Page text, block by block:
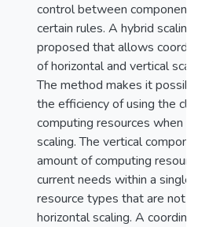
control between
certain rules. A hybrid
proposed that allows
of horizontal and vertical
The method makes it
the efficiency of using the
computing resources when
scaling. The vertical
amount of computing
current needs within a single
resource types that are not
horizontal scaling. A